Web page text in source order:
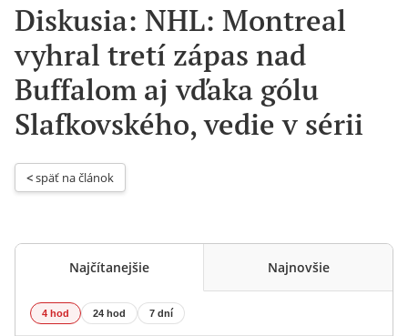
Diskusia: NHL: Montreal
vyhral tretí zápas nad
Buffalom aj vďaka gólu
Slafkovského, vedie v sérii
< späť na článok
Najčítanejšie Najnovšie
4 hod 24 hod 7 dní